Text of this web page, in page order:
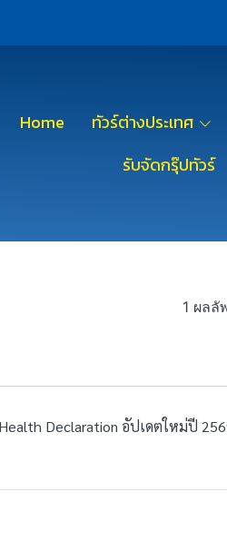
Home ทัวร์ต่างประเทศ
รับจัดกรุ๊ปทัวร์
1 ผลลั
Declaration อัปเดตใหม่ปี